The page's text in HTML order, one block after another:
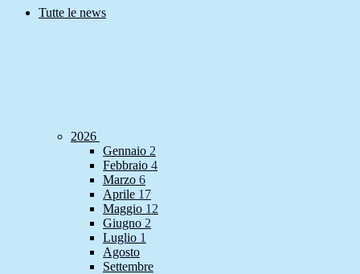
Tutte le news
2026
Gennaio 2
Febbraio 4
Marzo 6
Aprile 17
Maggio 12
Giugno 2
Luglio 1
Agosto
Settembre